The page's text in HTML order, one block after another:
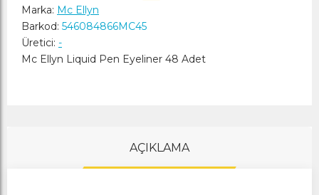
Marka: Mc Ellyn
Barkod: 546084866MC45
Üretici: -
Mc Ellyn Liquid Pen Eyeliner 48 Adet
AÇIKLAMA